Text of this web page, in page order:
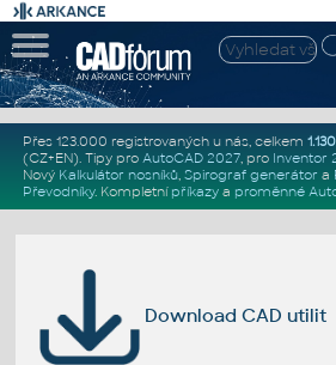
Přes 123.000 registrovaných u nás, celkem
(CZ+EN). Tipy pro AutoCAD 2027, pro Inventor
Nový Kalkulátor nosníků, Spirograf generátor a
Převodníky. Kompletní příkazya proměnné
Download CAD utilit